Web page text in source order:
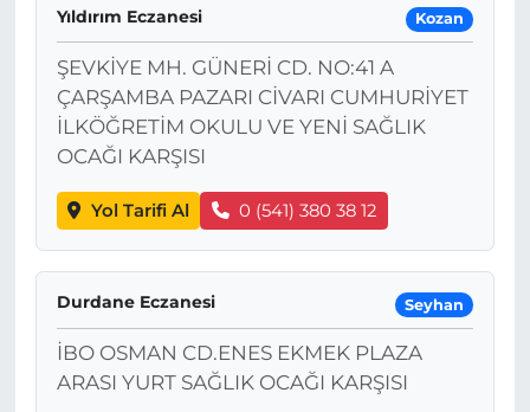
Yıldırım Eczanesi Kozan
ŞEVKİYE MH. GÜNERİ CD. NO:41 A
ÇARŞAMBA PAZARI CİVARI CUMHURİYET
İLKÖĞRETİM OKULU VE YENİ SAĞLIK
OCAĞI KARŞISI
Yol Tarifi Al 0 (541) 380 38 12
Durdane Eczanesi Seyhan
İBO OSMAN CD.ENES EKMEK PLAZA
ARASI YURT SAĞLIK OCAĞI KARŞISI